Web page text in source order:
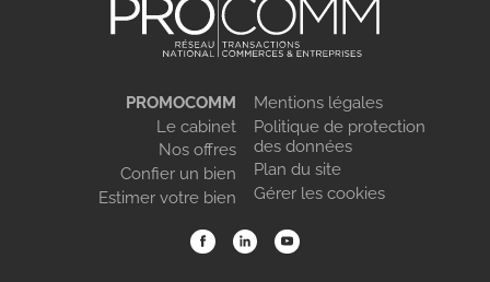
PROMOCOMM
Le cabinet
Nos offres
Confier un bien
Estimer votre bien
Mentions légales
Politique de protection
des données
Plan du site
Gérer les cookies